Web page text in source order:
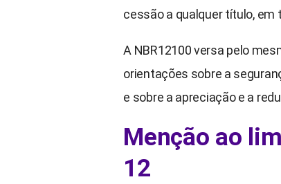
cessão a qualquer título,
A NBR12100 versa pelo
orientações sobre a
e sobre a apreciação e a
Menção ao
12